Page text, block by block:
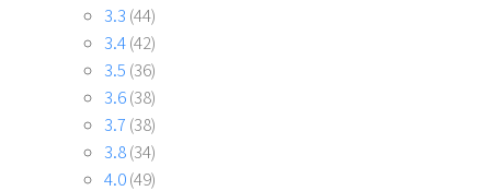
3.3 (44)
3.4(42)
3.5 (36)
3.6(38)
3.7 (38)
3.8(34)
4.0(49)